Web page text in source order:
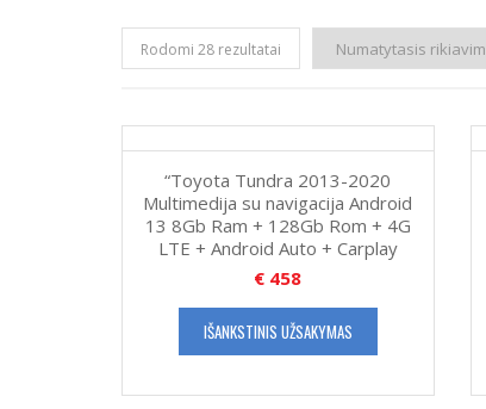
Rodomi 28 rezultatai
“Toyota Tundra 2013-2020
Multimedija su navigacija Android
13 8Gb Ram + 128Gb Rom + 4G
LTE + Android Auto + Carplay
€ 458
IŠANKSTINIS UŽSAKYMAS